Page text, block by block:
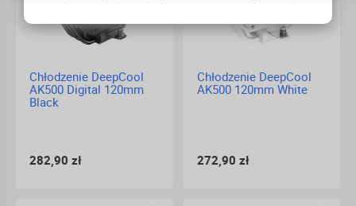
Chłodzenie DeepCool
AK500 Digital 120mm
Black
282,90 zł
Chłodzenie DeepCool
AK500 120mm White
272,90 zł